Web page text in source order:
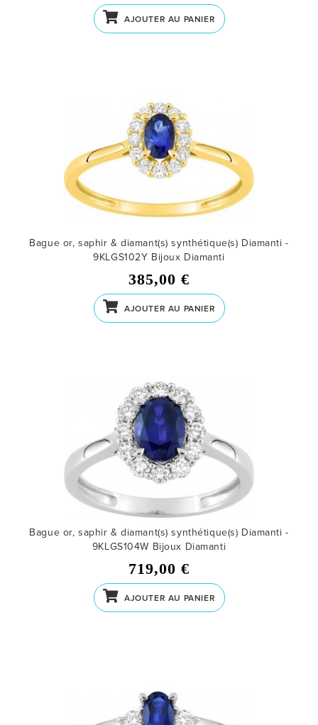
AJOUTER AU PANIER
Bague or, saphir & diamant(s) synthétique(s) Diamanti -
9KLGS102Y Bijoux Diamanti
385,00 €
AJOUTER AU PANIER
Bague or, saphir & diamant(s) synthétique(s) Diamanti -
9KLGS104W Bijoux Diamanti
719,00 €
AJOUTER AU PANIER